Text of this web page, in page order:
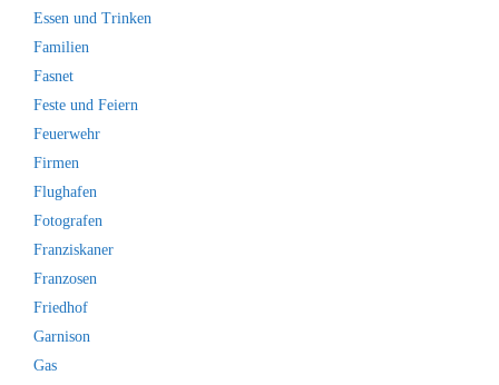
Essen und Trinken
Familien
Fasnet
Feste und Feiern
Feuerwehr
Firmen
Flughafen
Fotografen
Franziskaner
Franzosen
Friedhof
Garnison
Gas